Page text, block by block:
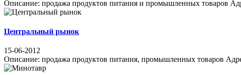
Описание: продажа продуктов питания и промышленных товаров
Центральный рынок
15-06-2012
Описание: продажа продуктов питания, промышленных товаров